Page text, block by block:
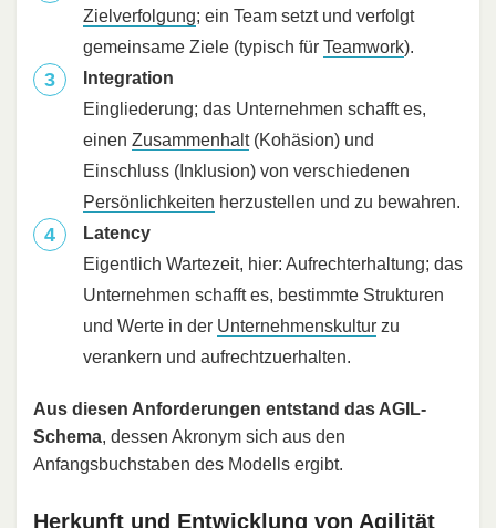
Zielverfolgung; ein Team setzt und verfolgt
gemeinsame Ziele (typisch für Teamwork).
Integration
Eingliederung; das Unternehmen schafft es,
einen Zusammenhalt(Kohäsion) und
Einschluss (Inklusion) von verschiedenen
Persönlichkeiten herzustellen und zu bewahren.
Latency
Eigentlich Wartezeit, hier: Aufrechterhaltung; das
Unternehmen schafft es, bestimmte Strukturen
und Werte in der Unternehmenskultur zu
verankern und aufrechtzuerhalten.
Aus diesen Anforderungen entstand das AGIL-
Schema, dessen Akronym sich aus den
Anfangsbuchstaben des Modells ergibt.
Herkunft und Entwicklung von Agilität